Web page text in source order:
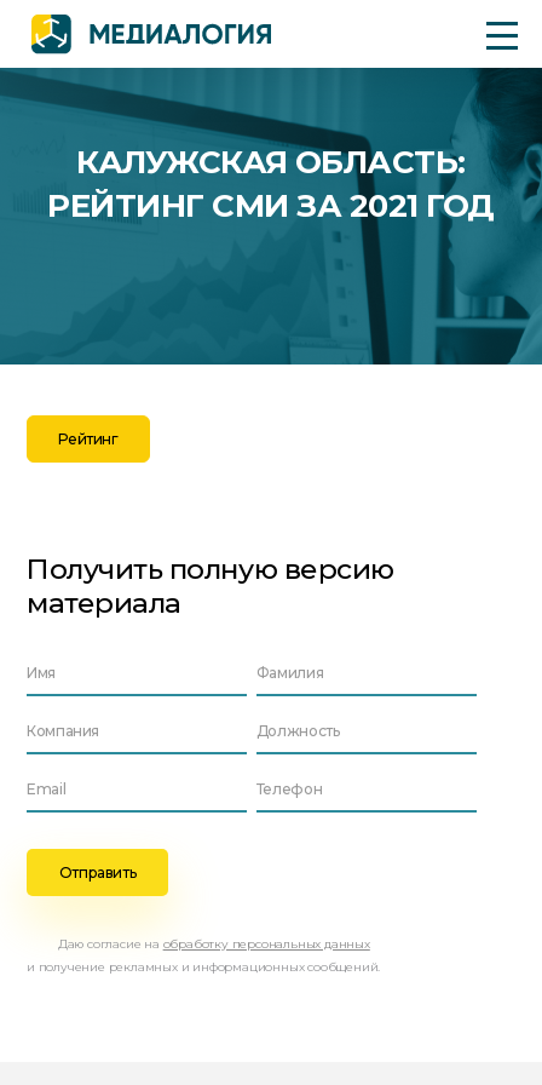
КАЛУЖСКАЯ ОБЛАСТЬ:
РЕЙТИНГ СМИ ЗА 2021 ГОД
Рейтинг
Получить полную версию
материала
Даю согласие на обработку персональных данных
и получение рекламных и информационных сообщений.